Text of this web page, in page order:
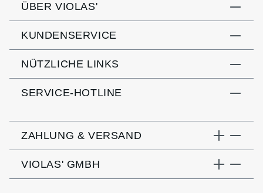
ÜBER VIOLAS'
KUNDENSERVICE
NÜTZLICHE LINKS
SERVICE-HOTLINE
ZAHLUNG & VERSAND
VIOLAS' GMBH